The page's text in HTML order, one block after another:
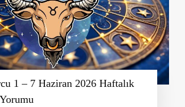
1 – 7 Haziran 2026 Haftalık